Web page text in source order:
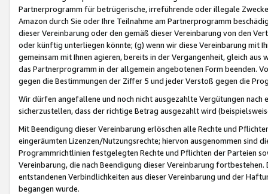
Partnerprogramm für betrügerische, irreführende oder illegale
Amazon durch Sie oder Ihre Teilnahme am Partnerprogramm
dieser Vereinbarung oder den gemäß dieser Vereinbarung von den
oder künftig unterliegen könnte; (g) wenn wir diese Vereinbarung mit
gemeinsam mit Ihnen agieren, bereits in der Vergangenheit, gleich
das Partnerprogramm in der allgemein angebotenen Form beenden.
gegen die Bestimmungen der Ziffer 5 und jeder Verstoß gegen die
Wir dürfen angefallene und noch nicht ausgezahlte Vergütungen
sicherzustellen, dass der richtige Betrag ausgezahlt wird
Mit Beendigung dieser Vereinbarung erlöschen alle Rechte und
eingeräumten Lizenzen/Nutzungsrechte; hiervon ausgenommen sind
Programmrichtlinien festgelegten Rechte und Pflichten der Parteien
Vereinbarung, die nach Beendigung dieser Vereinbarung
entstandenen Verbindlichkeiten aus dieser Vereinbarung und der
begangen wurde.